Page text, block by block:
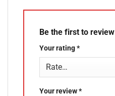
Be the first to review
Your rating*
Your review*